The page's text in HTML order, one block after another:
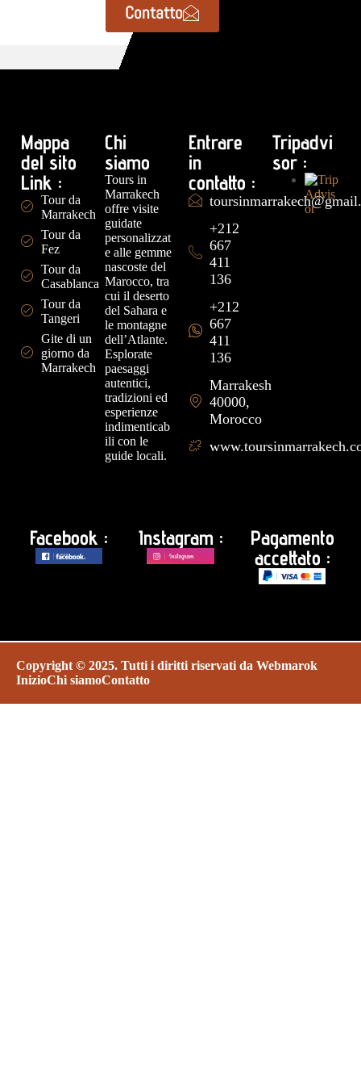
Contatto
Mappa
del sito
Link :
Tour da
Marrakech
Tour da
Fez
Tour da
Casablanca
Tour da
Tangeri
Gite di un
giorno da
Marrakech
Chi
siamo
Tours in
Marrakech
offre visite
guidate
personalizzat
e alle gemme
nascoste del
Marocco, tra
cui il deserto
del Sahara e
le montagne
dell’Atlante.
Esplorate
paesaggi
autentici,
tradizioni ed
esperienze
indimenticab
ili con le
guide locali.
Entrare
in
contatto :
+212
667
411
136
+212
667
411
136
Marrakesh
40000,
Morocco
Tripadvi
sor :
Facebook : Instagram :
Pagamento
accettato :
Copyright © 2025. Tutti i diritti riservati da Webmarok
InizioChi siamoContatto